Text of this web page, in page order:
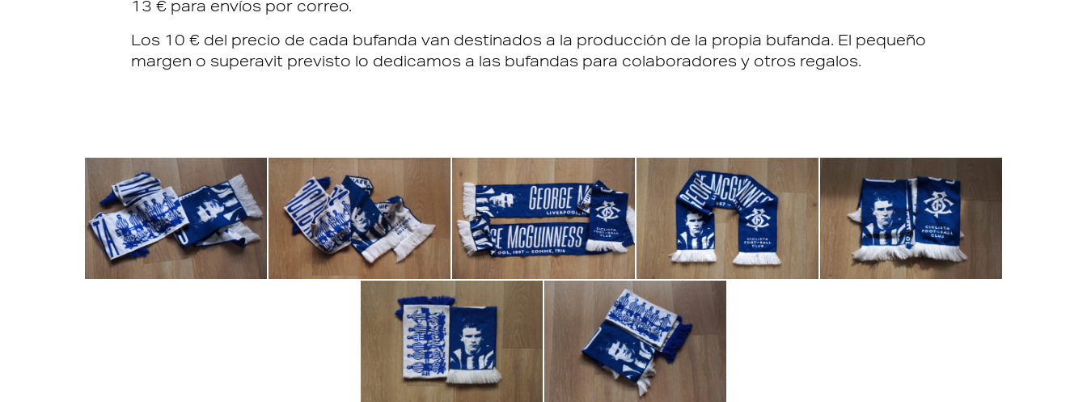
13 € para envíos por correo.
Los 10 € del precio de cada bufanda van destinados a la producción de la propia bufanda. El pequeño
margen o superavit previsto lo dedicamos a las bufandas para colaboradores y otros regalos.